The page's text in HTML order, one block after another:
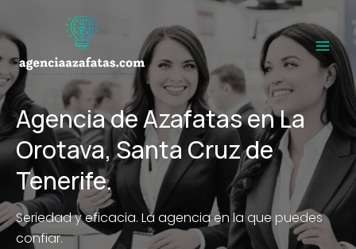
al
contenido
Main
Agencia de Azafatas en La
Orotava, Santa Cruz de
Tenerife.
Seriedad y eficacia. La agencia en la que puedes
confiar.